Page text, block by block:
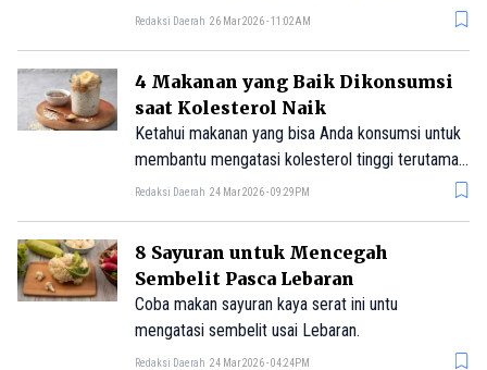
hiburan, hingga area terbuka yang nyaman untuk
Redaksi Daerah 26 Mar 2026 - 11:02AM
4 Makanan yang Baik Dikonsumsi
saat Kolesterol Naik
Ketahui makanan yang bisa Anda konsumsi untuk
membantu mengatasi kolesterol tinggi terutama
usai Lebaran.
Redaksi Daerah 24 Mar 2026 - 09:29PM
8 Sayuran untuk Mencegah
Sembelit Pasca Lebaran
Coba makan sayuran kaya serat ini untu
mengatasi sembelit usai Lebaran.
Redaksi Daerah 24 Mar 2026 - 04:24PM